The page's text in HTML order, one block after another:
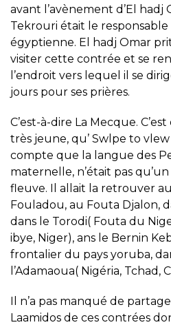
avant l’avènement d’El
Tekrouri était le
égyptienne. El hadj Omar
visiter cette contrée et se
l’endroit vers lequel il se
jours pour ses prières.
C’est-à-dire La Mecque.
très jeune, qu’ Swlpe to
compte que la langue des
maternelle, n’était pas
fleuve. Il allait la retrouver
Fouladou, au Fouta Djalon,
dans le Torodi( Fouta du
ibye, Niger), ans le Bernin
frontalier du pays yoruba,
l’Adamaoua( Nigéria, Tchad,
Il n’a pas manqué de
Laamidos de ces contrées